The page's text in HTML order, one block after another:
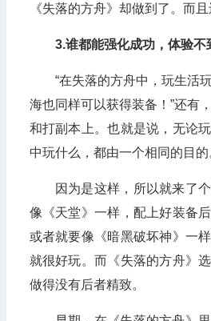
《失落的方舟》却做到了。而且
3.谁都能强化成功，体验不
“在失落的方舟中，玩生活
海也同样可以获得装备！”还有
和打副本上。也就是说，无论
中玩什么，都由一个相同的目的
因为是这样，所以就来了
像《天堂》一样，配上好装备
或者就要像《暗黑破坏神》一
就很好玩。而《失落的方舟》
做得没有后者精致。